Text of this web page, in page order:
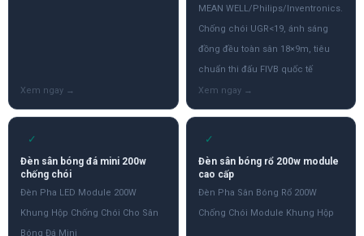
MEAN WELL/Philips/Inventronics.
Chống chói UGR<19, ánh sáng
đồng đều toàn sân 18×9m, tiêu
chuẩn thi đấu FIVB quốc tế
✓
Đèn sân bóng đá mini 200w
chống chói
Đèn Pha LED Module 200W
Khung Hộp Chống Chói Cho Sân
Bóng Đá Mini
✓
Đèn sân bóng rổ 200w module
cao cấp
Đèn Pha Sân Bóng Rổ 200W
Chống Chói Module Khung Hộp